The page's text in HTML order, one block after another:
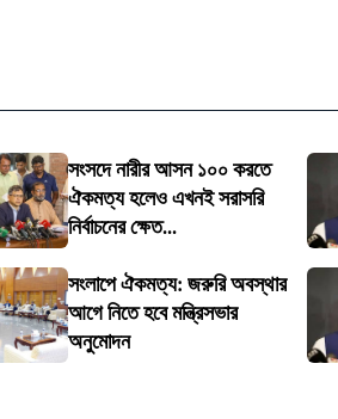
সংসদে নারীর আসন ১০০ করতে
ঐকমত্য হলেও এখনই সরাসরি
নির্বাচনের ক্ষেত...
সংলাপে ঐকমত্য: জরুরি অবস্থার
আগে নিতে হবে মন্ত্রিসভার
অনুমোদন